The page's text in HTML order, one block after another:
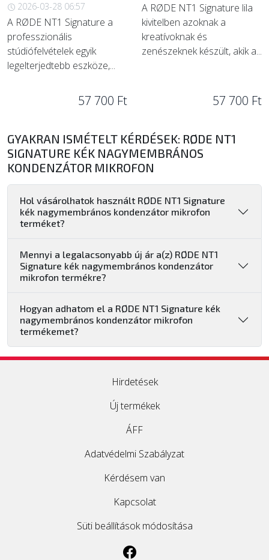
2026-03-28 06:57
A RØDE NT1 Signature a
professzionális
stúdiófelvételek egyik
legelterjedtebb eszköze,...
57 700 Ft
A RØDE NT1 Signature lila
kivitelben azoknak a
kreatívoknak és
zenészeknek készült, akik a...
57 700 Ft
GYAKRAN ISMÉTELT KÉRDÉSEK: RØDE NT1
SIGNATURE KÉK NAGYMEMBRÁNOS
KONDENZÁTOR MIKROFON
Hol vásárolhatok használt RØDE NT1 Signature
kék nagymembrános kondenzátor mikrofon
terméket?
Mennyi a legalacsonyabb új ár a(z) RØDE NT1
Signature kék nagymembrános kondenzátor
mikrofon termékre?
Hogyan adhatom el a RØDE NT1 Signature kék
nagymembrános kondenzátor mikrofon
termékemet?
Hirdetések
Új termékek
ÁFF
Adatvédelmi Szabályzat
Kérdésem van
Kapcsolat
Süti beállítások módosítása